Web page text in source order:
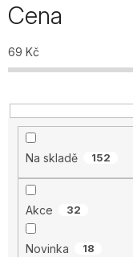
Cena
69 Kč
Na skladě 152
Akce 32
Novinka 18